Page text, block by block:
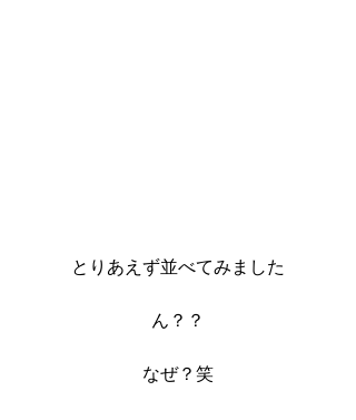
とりあえず並べてみました
ん？？
なぜ？笑